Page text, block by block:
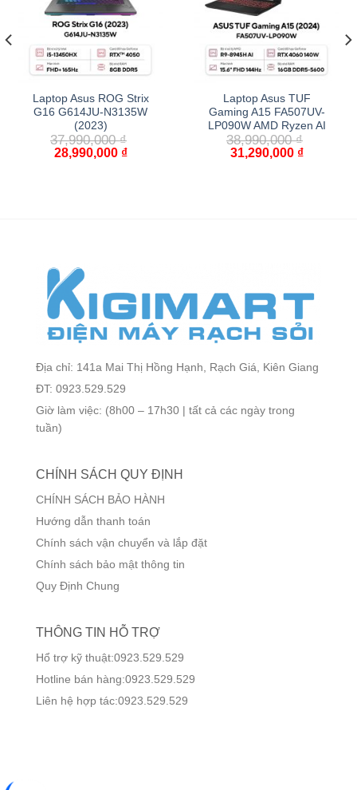
Laptop Asus ROG Strix
G16 G614JU-N3135W
(2023)
37,990,000₫
28,990,000 ₫
Laptop Asus TUF
Gaming A15 FA507UV-
LP090W AMD Ryzen AI
38,990,000₫
31,290,000 ₫
Địa chỉ: 141a Mai Thị Hồng Hạnh, Rạch Giá, Kiên Giang
ĐT: 0923.529.529
Giờ làm việc: (8h00 – 17h30 | tất cả các ngày trong
tuần)
CHÍNH SÁCH QUY ĐỊNH
CHÍNH SÁCH BẢO HÀNH
Hướng dẫn thanh toán
Chính sách vận chuyển và lắp đặt
Chính sách bảo mật thông tin
Quy Định Chung
THÔNG TIN HỖ TRỢ
Hổ trợ kỹ thuật:0923.529.529
Hotline bán hàng:0923.529.529
Liên hệ hợp tác:0923.529.529